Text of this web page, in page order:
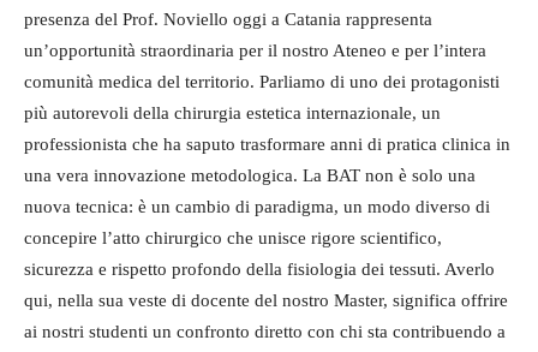
presenza del Prof. Noviello oggi a Catania rappresenta
un’opportunità straordinaria per il nostro Ateneo e per l’intera
comunità medica del territorio. Parliamo di uno dei protagonisti
più autorevoli della chirurgia estetica internazionale, un
professionista che ha saputo trasformare anni di pratica clinica in
una vera innovazione metodologica. La BAT non è solo una
nuova tecnica: è un cambio di paradigma, un modo diverso di
concepire l’atto chirurgico che unisce rigore scientifico,
sicurezza e rispetto profondo della fisiologia dei tessuti. Averlo
qui, nella sua veste di docente del nostro Master, significa offrire
ai nostri studenti un confronto diretto con chi sta contribuendo a